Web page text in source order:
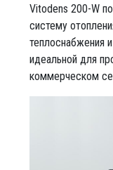
Vitodens 200-W
систему
теплоснабжения
идеальной для
коммерческом